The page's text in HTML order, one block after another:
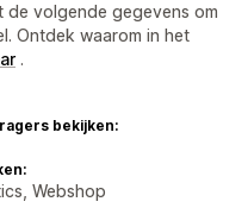
volgende gegevens om
Ontdek waarom in het
.
bekijken:
Webshop